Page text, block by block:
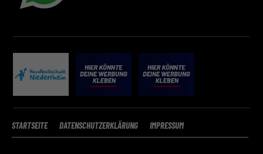
STARTSEITE DATENSCHUTZERKLÄRUNG IMPRESSUM